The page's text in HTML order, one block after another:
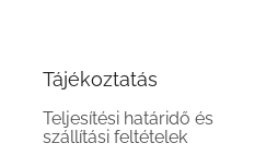
Tájékoztatás
Teljesítési határidő és
szállítási feltételek